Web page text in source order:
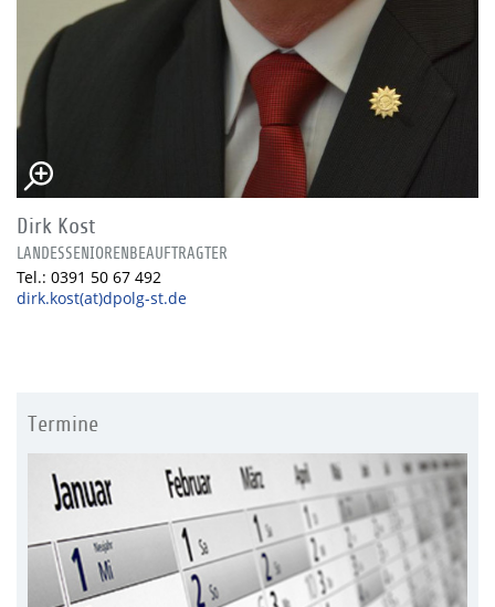
Dirk Kost
LANDESSENIORENBEAUFTRAGTER
Tel.: 0391 50 67 492
dirk.kost(at)dpolg-st.de
Termine